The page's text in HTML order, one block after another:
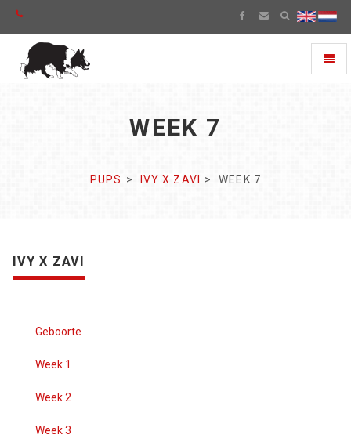
WEEK 7
PUPS IVY X ZAVI WEEK 7
IVY X ZAVI
Geboorte
Week 1
Week 2
Week 3